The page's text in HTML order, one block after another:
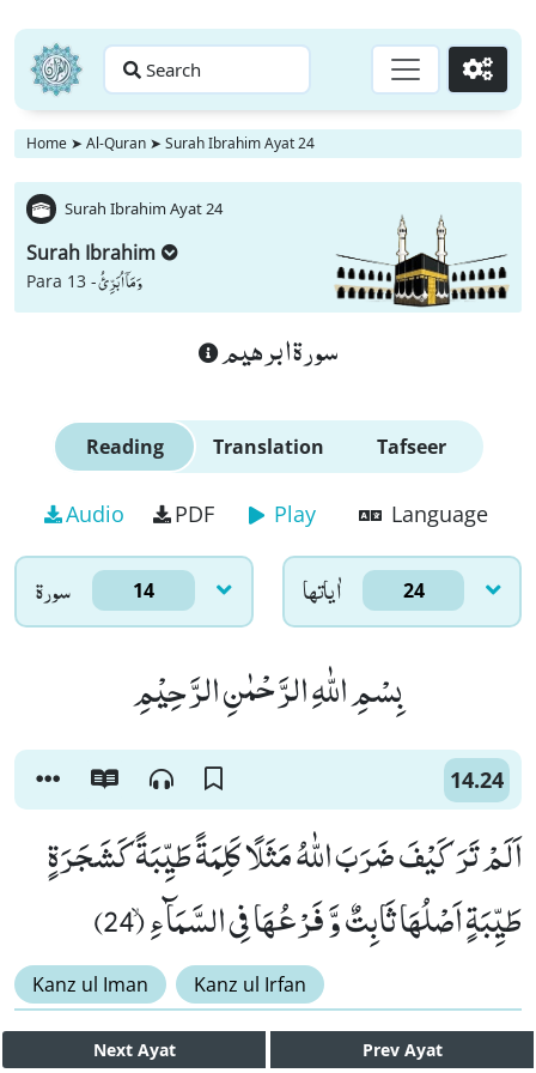
Search Go
Home ➤ Al-Quran ➤ Surah Ibrahim Ayat 24
Surah Ibrahim Ayat 24
Surah Ibrahim
Para 13 -وَ مَاۤ اُبَرِّئُ
سورة ابرهيم
Reading Translation Tafseer
Audio PDF Play Language
سورۃ 14 اٰياتها 24
بِسْمِ اللّٰهِ الرَّحْمٰنِ الرَّحِیْمِ
14.24
اَلَمْ تَرَ كَیْفَ ضَرَبَ اللّٰهُ مَثَلًا كَلِمَةً طَیِّبَةً كَشَجَرَةٍ
طَیِّبَةٍ اَصْلُهَا ثَابِتٌ وَّ فَرْعُهَا فِی السَّمَآءِۙ (24)
Kanz ul Iman Kanz ul Irfan
Next Ayat Prev Ayat